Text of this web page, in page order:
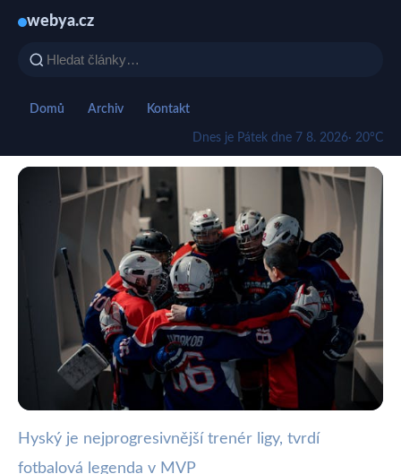
webya.cz
Domů Archiv Kontakt
Dnes je Pátek dne 7 8. 2026· 20°C
webya.cz
Hyský je nejprogresivnější trenér ligy, tvrdí
fotbalová legenda v MVP